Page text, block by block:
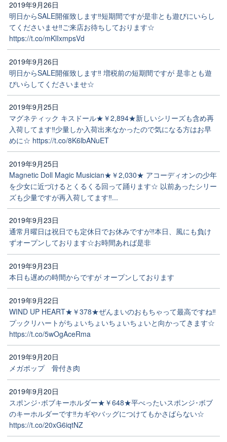
2019年9月26日
明日からSALE開催致します‼️短期間ですが是非とも遊びにいらし
てくださいませ‼️ご来店お待ちしております☆
https://t.co/mKlIxmpsVd
2019年9月26日
明日からSALE開催致します‼️ 増税前の短期間ですが 是非とも遊
びいらしてくださいませ☆
2019年9月25日
マグネティック キスドール★￥2,894★新しいシリーズも含め再
入荷してます‼️少量しか入荷出来なかったので気になる方はお早
めに☆ https://t.co/8K6lbANuET
2019年9月25日
Magnetic Doll Magic Musician★￥2,030★ アコーディオンの少年
を少女に近づけるとくるくる回って踊ります☆ 以前あったシリー
ズも少量ですが再入荷してます‼️...
2019年9月23日
通常月曜日は祝日でも定休日でお休みですが‼️本日、風にも負け
ずオープンしております☆お時間あれば是非
2019年9月23日
本日も遅めの時間からですが オープンしております
2019年9月22日
WIND UP HEART★￥378★ぜんまいのおもちゃって最高ですね‼️
プックリハートがちょいちょいちょいちょいと向かってきます☆
https://t.co/5wOgAceRma
2019年9月20日
メガポップ 骨付き肉
2019年9月20日
スポンジ･ボブキーホルダー★￥648★平べったいスポンジ･ボブ
のキーホルダーです‼️カギやバッグにつけてもかさばらない☆
https://t.co/20xG6iqtNZ